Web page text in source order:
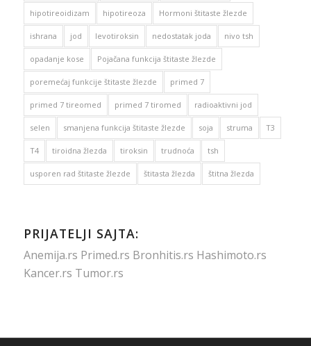
hipotireoidizam hipotireoza Hormoni štitaste žlezde
ishrana jod levotiroksin nedostatak joda nivo tsh
opadanje kose Pojačana funkcija štitaste žlezde
poremećaj funkcije štitaste žlezde primed 7
primed 7 tireomed primed 7 tiromed radioaktivni jod
selen smanjena funkcija štitaste žlezde soja struma T3
T4 tiroidna žlezda tiroksin trudnoća tsh
usporen rad štitaste žlezde štitasta žlezda štitna žlezda
PRIJATELJI SAJTA:
Anemija.rs Primed.rs Bronhitis.rs Hashimoto.rs
Kancer.rs Tumor.rs